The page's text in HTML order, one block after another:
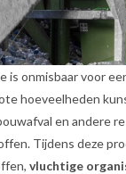
is onmisbaar voor
hoeveelheden
en andere
Tijdens deze
vluchtige